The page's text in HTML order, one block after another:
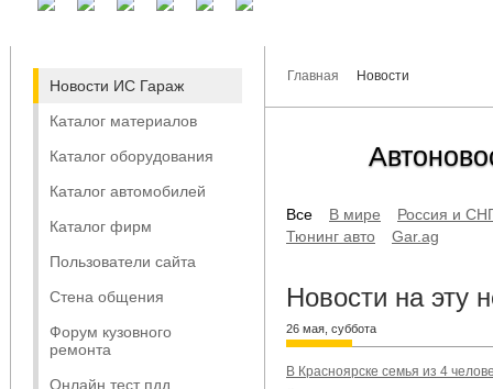
Новости ИС Гараж
Каталог материалов
Каталог оборудования
Каталог автомобилей
Каталог фирм
Пользователи сайта
Стена общения
Форум кузовного
ремонта
Онлайн тест пдд
Главная Новости
Все В мире
Россия и
Тюнинг авто
Gar.ag
Новости на эту
26 мая, суббота
В Красноярске семья из 4